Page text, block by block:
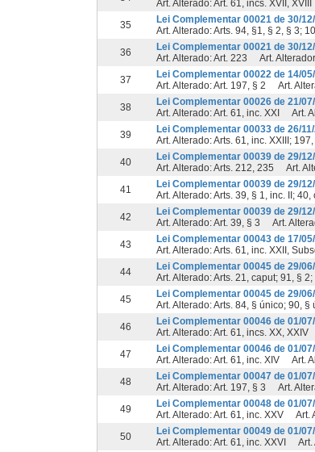
Art. Alterado: Art. 61, incs. XVII,
35
Lei Complementar 00021 de 30/
Art. Alterado: Arts. 94, §1, § 2, § 3;
36
Lei Complementar 00021 de 30/
Art. Alterado: Art. 223 Art.
37
Lei Complementar 00022 de 14/
Art. Alterado: Art. 197, § 2 Art.
38
Lei Complementar 00026 de 21/
Art. Alterado: Art. 61, inc. XXI Art.
39
Lei Complementar 00033 de 26/
Art. Alterado: Arts. 61, inc. XXIII;
40
Lei Complementar 00039 de 29/
Art. Alterado: Arts. 212, 235 Art.
41
Lei Complementar 00039 de 29/
Art. Alterado: Arts. 39, § 1, inc. II;
42
Lei Complementar 00039 de 29/
Art. Alterado: Art. 39, § 3 Art.
43
Lei Complementar 00043 de 17/
Art. Alterado: Arts. 61, inc. XXII,
44
Lei Complementar 00045 de 29/
Art. Alterado: Arts. 21, caput; 91, §
45
Lei Complementar 00045 de 29/
Art. Alterado: Arts. 84, § único; 90,
46
Lei Complementar 00046 de 01/
Art. Alterado: Art. 61, incs. XX,
47
Lei Complementar 00046 de 01/
Art. Alterado: Art. 61, inc. XIV Art.
48
Lei Complementar 00047 de 01/
Art. Alterado: Art. 197, § 3 Art.
49
Lei Complementar 00048 de 01/
Art. Alterado: Art. 61, inc. XXV Art.
50
Lei Complementar 00049 de 01/
Art. Alterado: Art. 61, inc. XXVI Art.